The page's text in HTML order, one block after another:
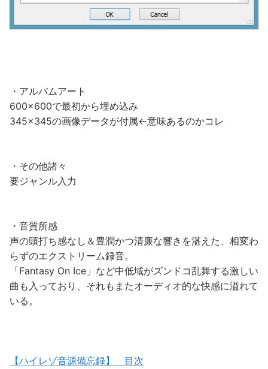
・アルバムアート
600×600で最初から埋め込み
345×345の画像データが付属←意味あるのかコレ
・その他諸々
要ジャンル入力
・音質所感
声の頭打ち感なし＆豊潤かつ清廉な響きを湛えた、相変わ
らずのエクストリーム録音。
「Fantasy On Ice」など中低域がズンドコ乱舞する激しい
曲も入っており、それもまたオーディオ的な快感に溢れて
いる。
【ハイレゾ音源備忘録】 目次